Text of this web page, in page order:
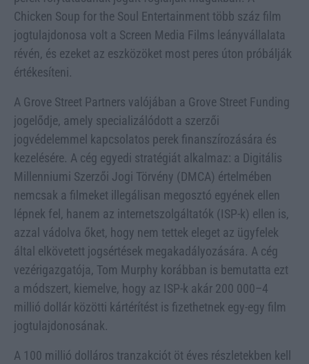
Chicken Soup for the Soul Entertainment több száz film
jogtulajdonosa volt a Screen Media Films leányvállalata
révén, és ezeket az eszközöket most peres úton próbálják
értékesíteni.
A Grove Street Partners valójában a Grove Street Funding
jogelődje, amely specializálódott a szerzői
jogvédelemmel kapcsolatos perek finanszírozására és
kezelésére. A cég egyedi stratégiát alkalmaz: a Digitális
Millenniumi Szerzői Jogi Törvény (DMCA) értelmében
nemcsak a filmeket illegálisan megosztó egyének ellen
lépnek fel, hanem az internetszolgáltatók (ISP-k) ellen is,
azzal vádolva őket, hogy nem tettek eleget az ügyfelek
által elkövetett jogsértések megakadályozására. A cég
vezérigazgatója, Tom Murphy korábban is bemutatta ezt
a módszert, kiemelve, hogy az ISP-k akár 200 000–4
millió dollár közötti kártérítést is fizethetnek egy-egy film
jogtulajdonosának.
A 100 millió dolláros tranzakciót öt éves részletekben kell